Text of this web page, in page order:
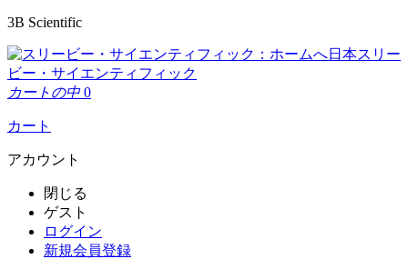
3B Scientific
日本スリー
ビー・サイエンティフィック
カートの中 0
カート
アカウント
閉じる
ゲスト
ログイン
新規会員登録